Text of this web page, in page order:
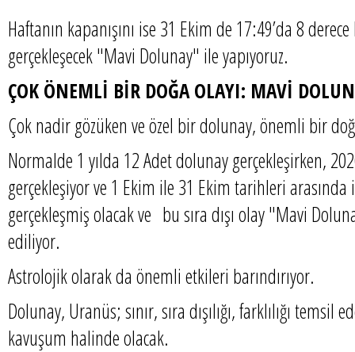
Haftanın kapanışını ise 31 Ekim de 17:49’da 8
gerçekleşecek "Mavi Dolunay" ile yapıyoruz.
ÇOK ÖNEMLİ BİR DOĞA OLAYI: MAVİ
Çok nadir gözüken ve özel bir dolunay, önemli bir
Normalde 1 yılda 12 Adet dolunay gerçekleşirken,
gerçekleşiyor ve 1 Ekim ile 31 Ekim tarihleri
gerçekleşmiş olacak ve bu sıra dışı olay "Mavi
ediliyor.
Astrolojik olarak da önemli etkileri barındırıyor.
Dolunay, Uranüs; sınır, sıra dışılığı, farklılığı temsil
kavuşum halinde olacak.